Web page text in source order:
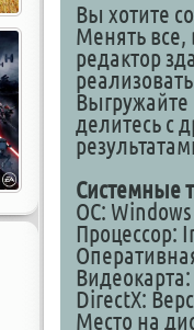
Вы хотите
Менять
редактор
делитесь с
Системные
ОС: Windows
Процессор:
Видеокарта:
DirectX:
Место на